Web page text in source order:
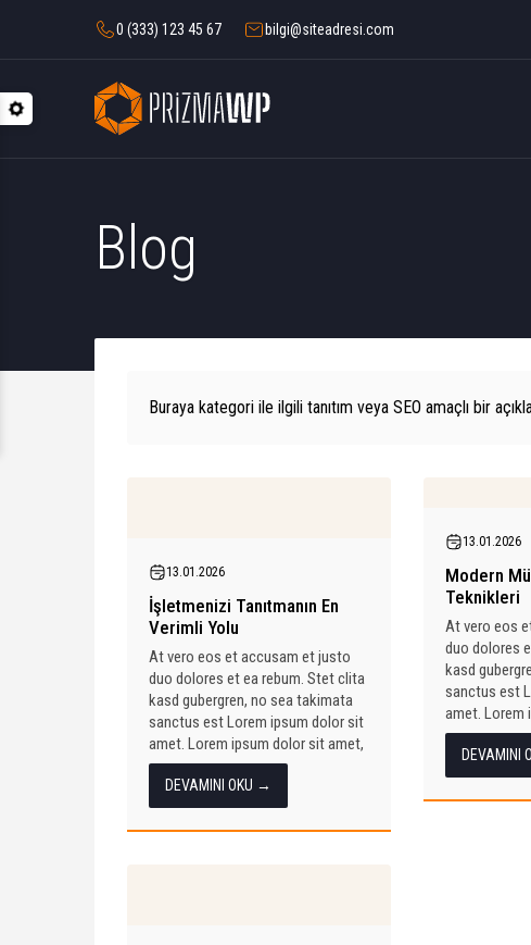
0 (333) 123 45 67 bilgi@siteadresi.com
Blog
Buraya kategori ile ilgili tanıtım veya SEO amaçlı bir
13.01.2026
İşletmenizi Tanıtmanın En
Verimli Yolu
At vero eos et accusam et justo
duo dolores et ea rebum. Stet clita
kasd gubergren, no sea takimata
sanctus est Lorem ipsum dolor sit
amet. Lorem ipsum dolor sit amet,
consetetur sadipscing elitr, sed...
DEVAMINI OKU →
13.01.2026
Modern
Teknikleri
At vero eos
duo dolores
kasd
sanctus est
amet. Lorem
consetetur
DEVAMINI